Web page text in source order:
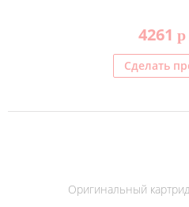
4261 p
Сделать
Оригинальный